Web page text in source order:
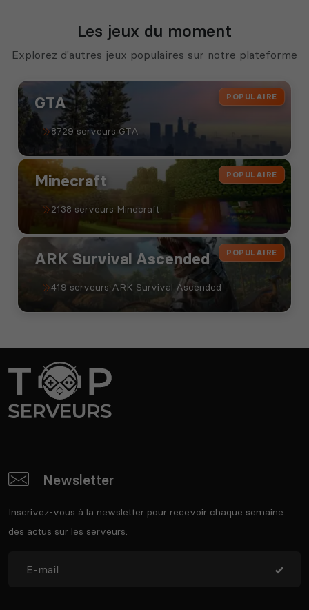
Les jeux du moment
Explorez d'autres jeux populaires sur notre plateforme
POPULAIRE
GTA
8729 serveurs GTA
POPULAIRE
Minecraft
2138 serveurs Minecraft
POPULAIRE
ARK Survival Ascended
419 serveurs ARK Survival Ascended
Newsletter
Inscrivez-vous à la newsletter pour recevoir chaque semaine
des actus sur les serveurs.